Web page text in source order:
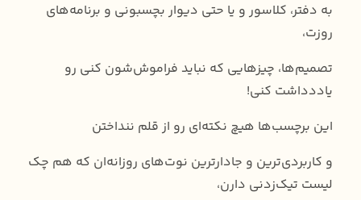
به دفتر، کلاسور و یا حتی دیوار بچسبونی و برنامه‌های
روزت،
تصمیم‌ها، چیزهایی که نباید فراموش‌شون کنی رو
یاددداشت کنی!
این برچسب‌ها هیچ نکته‌ای رو‌ از قلم ننداختن
و کاربردی‌ترین و جادارترین نوت‌های روزانه‌ان که هم چک
لیست تیک‌زدنی دارن،